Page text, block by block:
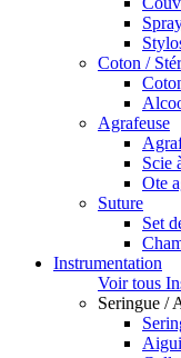
Coton /
Agrafeuse
Scie
Ote
Suture
Set
Instrumentation
Voir tous
Seringue /